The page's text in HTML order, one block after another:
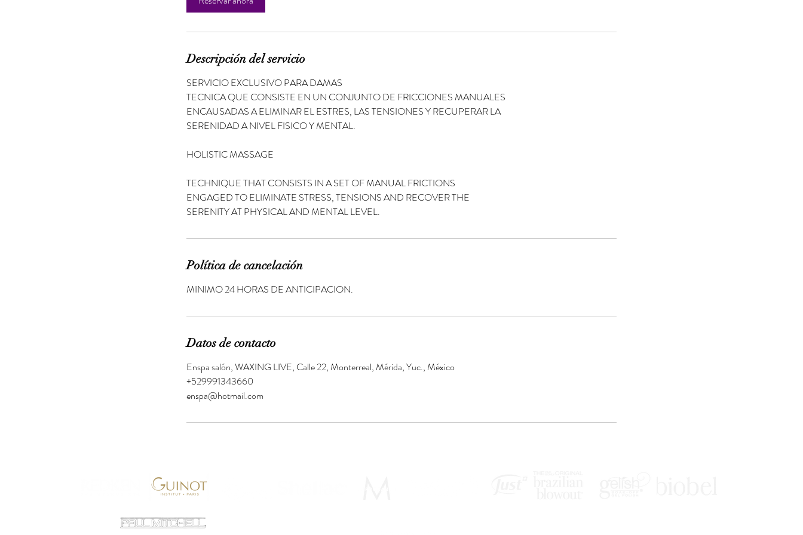
i
Descripción del servicio
SERVICIO EXCLUSIVO PARA DAMAS
TECNICA QUE CONSISTE EN UN CONJUNTO DE FRICCIONES MANUALES
ENCAUSADAS A ELIMINAR EL ESTRES, LAS TENSIONES Y RECUPERAR LA
SERENIDAD A NIVEL FISICO Y MENTAL.
HOLISTIC MASSAGE
TECHNIQUE THAT CONSISTS IN A SET OF MANUAL FRICTIONS
ENGAGED TO ELIMINATE STRESS, TENSIONS AND RECOVER THE
SERENITY AT PHYSICAL AND MENTAL LEVEL.
Política de cancelación
MINIMO 24 HORAS DE ANTICIPACION.
Datos de contacto
Enspa salón, WAXING LIVE, Calle 22, Monterreal, Mérida, Yuc., México
+529991343660
enspa@hotmail.com